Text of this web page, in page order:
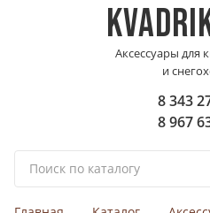
Аксессуары для
и
8 343
8 967